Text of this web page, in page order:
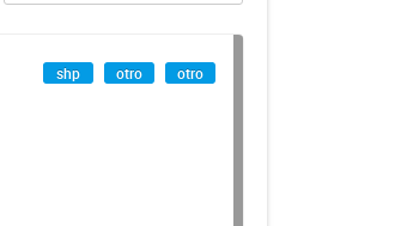
shp otro otro